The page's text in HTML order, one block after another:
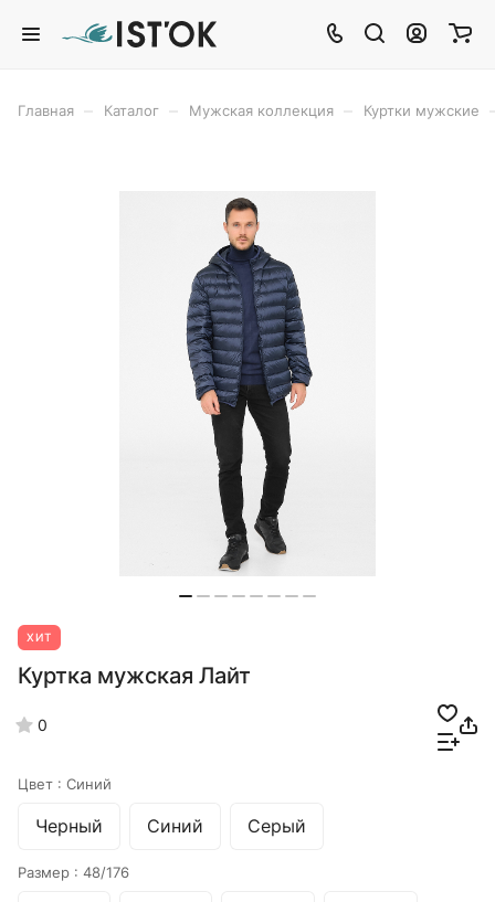
Главная Каталог Мужская коллекция Куртки мужские
ХИТ
Куртка мужская Лайт
0
Цвет : Синий
Черный Синий Серый
Размер : 48/176